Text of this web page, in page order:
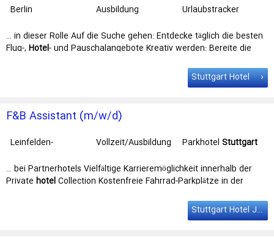
Berlin Ausbildung
Urlaubstracker
… in dieser Rolle Auf die Suche gehen: Entdecke täglich die besten
Flug-, Hotel- und Pauschalangebote Kreativ werden: Bereite die
zu vernetzen. 30 Tage
World Office: Nutze jedes Jahr 30 Tage World Office, …
Stuttgart Hotel
F&B Assistant (m/w/d)
Leinfelden-
Vollzeit/Ausbildung Parkhotel Stuttgart
GmbH & Co.KG
… bei Partnerhotels Vielfältige Karrieremöglichkeit innerhalb der
Private hotelCollection Kostenfreie Fahrrad-Parkplätze in der
StuttgartMesse-
AirportFilderbahnstraße 270771Leinfelden-Echterdingen Frau
Stuttgart Hotel Jobs